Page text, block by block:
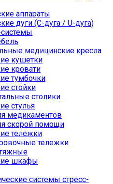
аппараты
дуги (С-дуга / U-дуга)
медицинские кресла
кушетки
кровати
тумбочки
стойки
столики
стулья
медикаментов
скорой помощи
тележки
тележки
шкафы
системы стресс-